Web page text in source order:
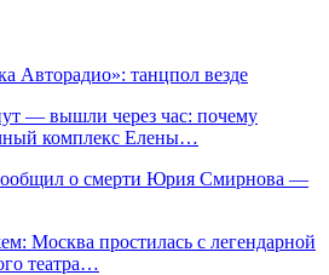
Авторадио»: танцпол везде
— вышли через час: почему
комплекс Елены…
о смерти Юрия Смирнова —
Москва простилась с легендарной
театра…